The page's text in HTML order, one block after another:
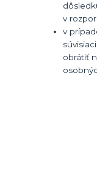
v
v
obrátiť